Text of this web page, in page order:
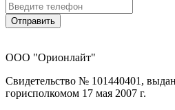
Отправить
ООО "Орионлайт"
Свидетельство № 101440401,
горисполкомом 17 мая 2007 г.